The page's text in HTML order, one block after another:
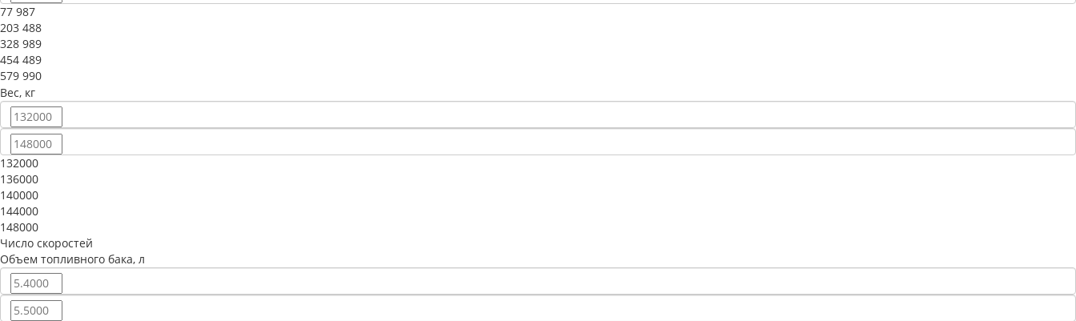
77 987
203 488
328 989
454 489
579 990
Вес, кг
132000
136000
140000
144000
148000
Число скоростей
Объем топливного бака, л